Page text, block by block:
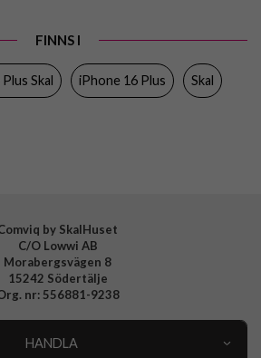
Flerfärgad
Hårdplast (PC), Mjukplast (TPU)
Burga
FINNS I
Skal iPhone 16 Plus Skal
by SkalHuset
C/O Lowwi AB
Morabergsvägen 8
15242 Södertälje
nr: 556881-9238
HANDLA